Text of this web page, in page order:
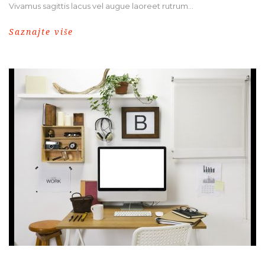
Vivamus sagittis lacus vel augue laoreet rutrum...
Saznajte više